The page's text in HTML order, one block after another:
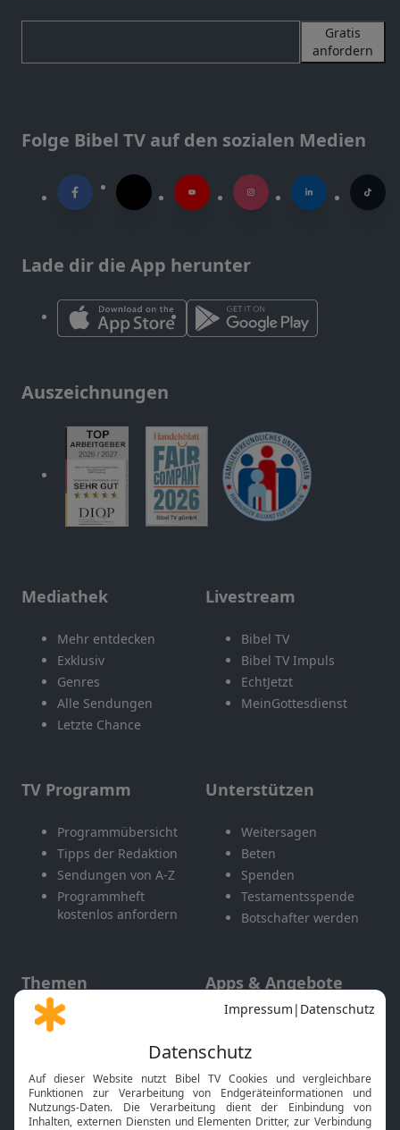
Gratis
anfordern
Folge Bibel TV auf den sozialen Medien
Lade dir die App herunter
Auszeichnungen
Mediathek
Mehr entdecken
Exklusiv
Genres
Alle Sendungen
Letzte Chance
Livestream
Bibel TV
Bibel TV Impuls
EchtJetzt
MeinGottesdienst
TV Programm
Programmübersicht
Tipps der Redaktion
Sendungen von A-Z
Programmheft
kostenlos anfordern
Unterstützen
Weitersagen
Beten
Spenden
Testamentsspende
Botschafter werden
Themen
Gott und Bibel erklärt
Neuigkeiten
Apps & Angebote
Mobile App
Smart TV
HbbTV